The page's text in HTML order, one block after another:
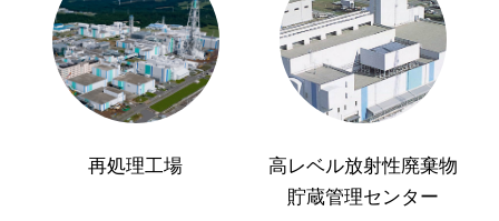
再処理工場
高レベル放射性廃棄物
貯蔵管理センター